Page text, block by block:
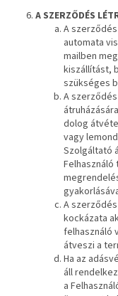
A SZERZŐDÉS
A
automata
mailben
kiszállítást,
szükséges
A
dolog
vagy
Szolgáltató
A
kockázata
felhasználó
átveszi a
Ha az
áll
a